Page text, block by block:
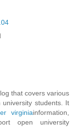
that covers various
students. It
virginiainformation,
open university